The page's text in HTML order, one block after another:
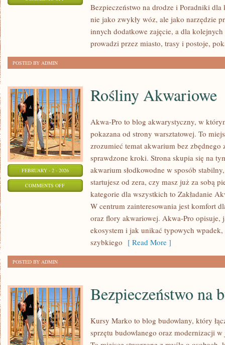
MOTORYZACYJNA
Bezpieczeństwo na drodze i Poradniki
nie jako zwykły wóz, ale jako narzędzie
innych dodatkowe zajęcie, a dla
prowadzi przez miasto, trasy i postoje,
POSTED BY ADMIN
FEBRUARY - 2 - 2026
COMMENTS OFFON
AKWARIOWE
Rośliny Akwariowe
Akwa-Pro to blog akwarystyczny, w
pokazana od strony warsztatowej. To
zrozumieć temat akwarium bez zbędnego
sprawdzone kroki. Strona skupia się na
akwarium słodkowodne w sposób
startujesz od zera, czy masz już za sobą
kategorie dla wszystkich to Zakładanie
W centrum zainteresowania jest komfort
oraz flory akwariowej. Akwa-Pro opisuje,
ekosystem i jak unikać typowych
szybkiego [ Read More ]
POSTED BY ADMIN
Bezpieczeństwo na
Kursy Marko to blog budowlany, który
sprzętu budowlanego oraz modernizacji